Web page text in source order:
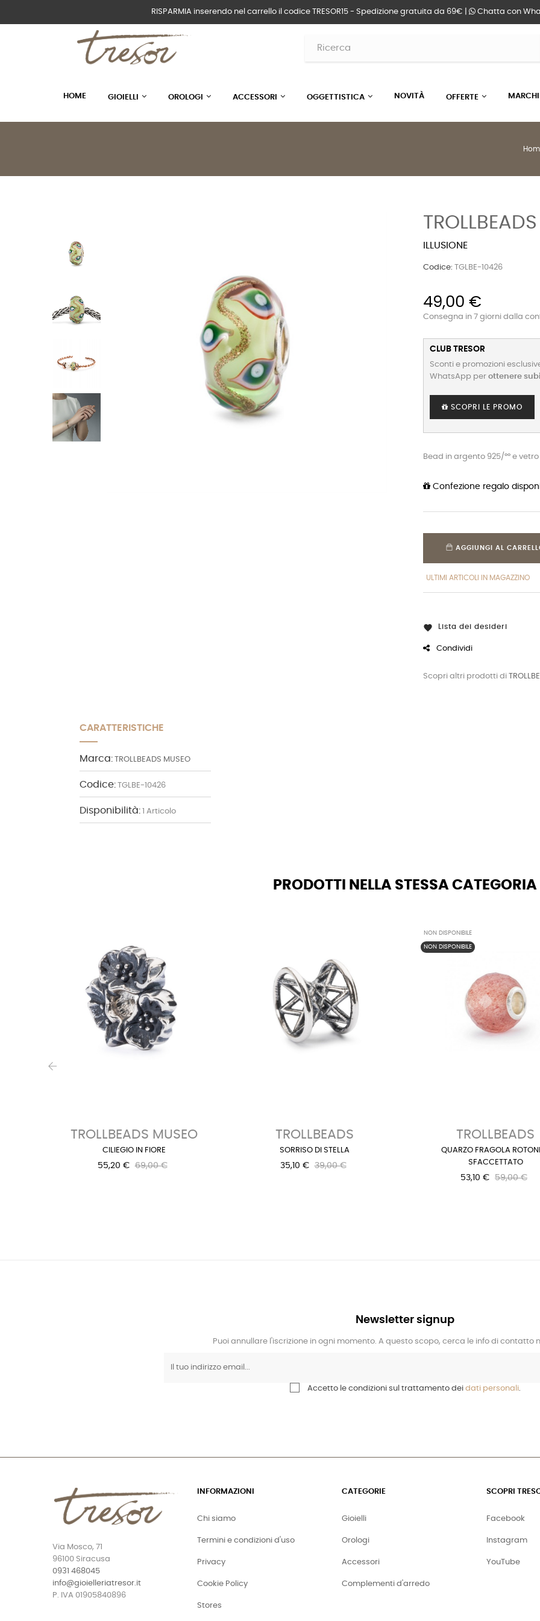
RISPARMIA inserendo nel carrello il codice TRESOR15 - Spedizione gratuita da 69€ | Chatta con
HOME GIOIELLI OROLOGI ACCESSORI OGGETTISTICA NOVITÀ OFFERTE MARCHI
ILLUSIONE
Codice: TGLBE-10426
49,00 €
Consegna in 7 giorni dalla
CLUB TRESOR
Sconti e promozioni
WhatsApp per ottenere
SCOPRI LE PROMO
Bead in argento 925/°° e vetro
Confezione regalo
AGGIUNGI AL
ULTIMI ARTICOLI IN MAGAZZINO
 Lista dei desideri
Condividi
Scopri altri prodotti di
CARATTERISTICHE
Marca: TROLLBEADS MUSEO
Codice: TGLBE-10426
Disponibilità: 1 Articolo
PRODOTTI NELLA STESSA CATEGORIA
TROLLBEADS MUSEO
CILIEGIO IN FIORE
55,20 € 69,00 €
TROLLBEADS
SORRISO DI STELLA
35,10 € 39,00 €
NON DISPONIBILE
NON DISPONIBILE
TROLLBEADS
QUARZO FRAGOLA
SFACCETTATO
53,10 € 59,00 €
Newsletter signup
Puoi annullare l'iscrizione in ogni momento. A questo scopo, cerca le info di contatto
Accetto le condizioni sul trattamento dei dati personali.
Via Mosco, 71
96100 Siracusa
0931 468045
info@gioielleriatresor.it
P. IVA 01905840896
INFORMAZIONI
Chi siamo
Termini e condizioni d'uso
Privacy
Cookie Policy
Stores
CATEGORIE
Gioielli
Orologi
Accessori
Complementi d'arredo
SCOPRI
Facebook
Instagram
YouTube